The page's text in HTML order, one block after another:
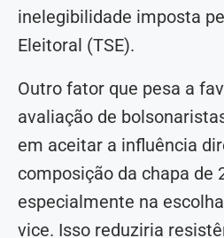
inelegibilidade imposta
Eleitoral (TSE).
Outro fator que pesa a
avaliação de
em aceitar a influência
composição da chapa de
especialmente na
vice. Isso reduziria